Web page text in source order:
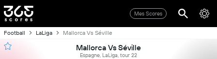
Mes Scores
Football LaLiga Mallorca Vs Séville
Mallorca Vs Séville
Espagne, LaLiga, tour 22